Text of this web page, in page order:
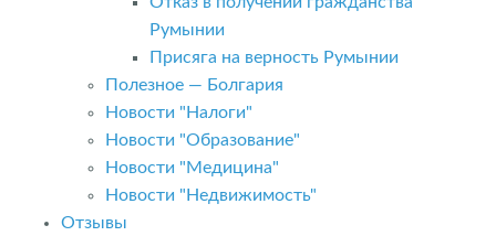
Румынии
Присяга на верность Румынии
Полезное — Болгария
Новости "Налоги"
Новости "Образование"
Новости "Медицина"
Новости "Недвижимость"
Отзывы